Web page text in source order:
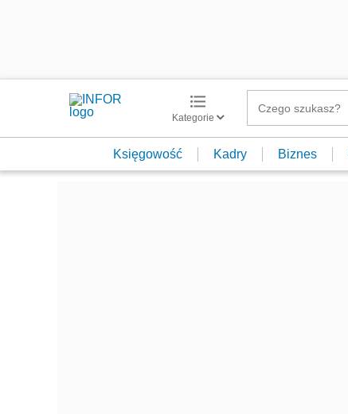
Kategorie
Księgowość Kadry Biznes